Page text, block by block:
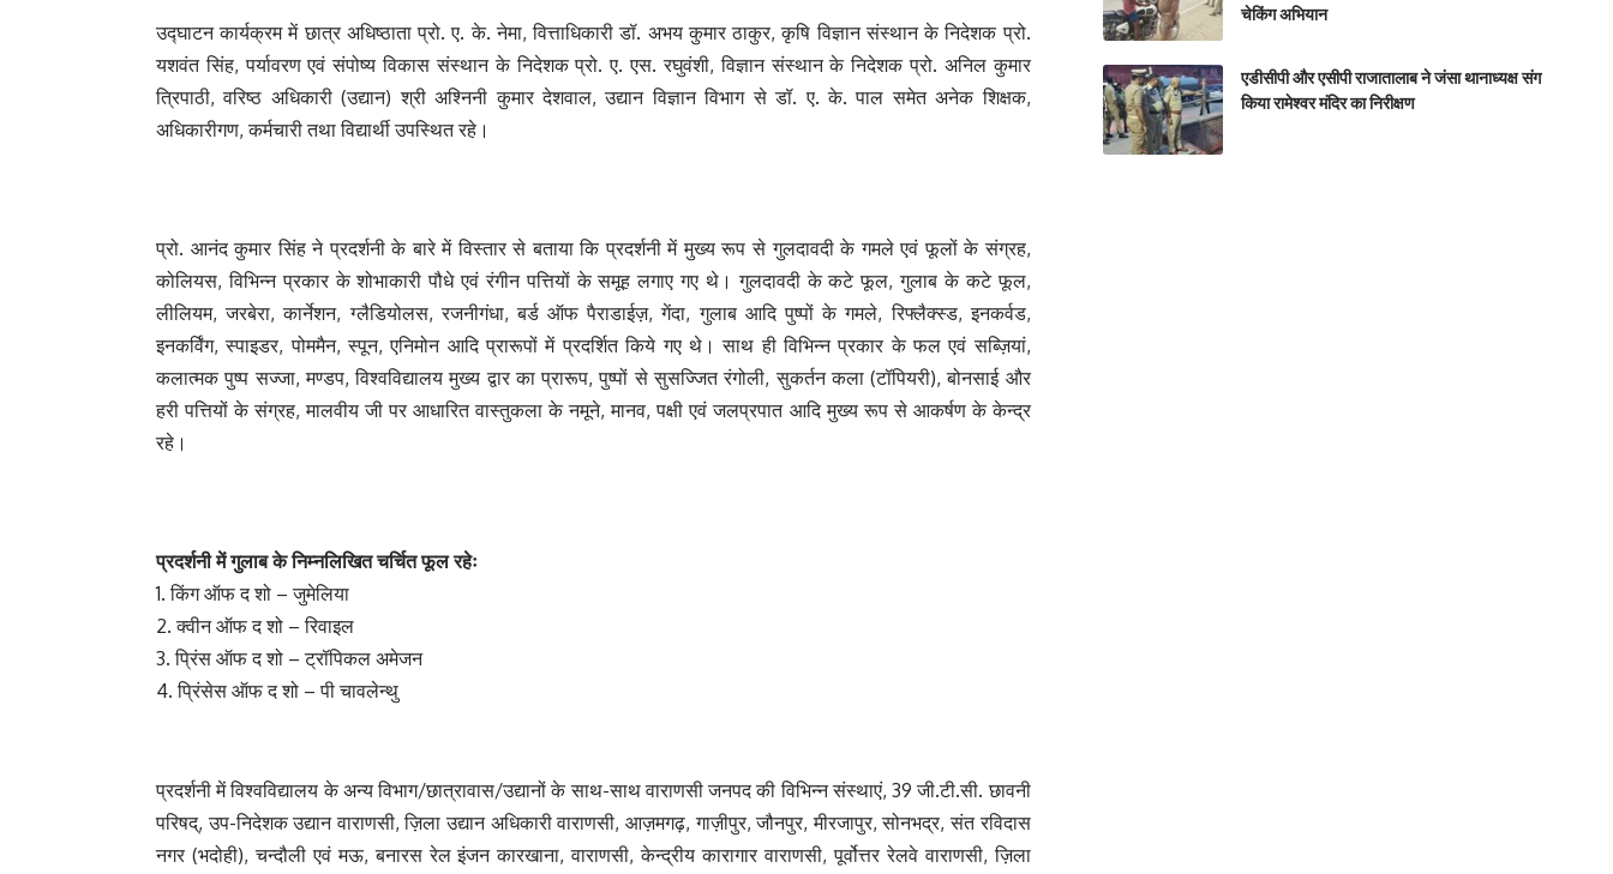
उद्घाटन कार्यक्रम में छात्र अधिष्ठाता प्रो. ए. के. नेमा, वित्ताधिकारी डॉ. अभय कुमार ठाकुर, कृषि विज्ञान संस्थान के निदेशक प्रो.
यशवंत सिंह, पर्यावरण एवं संपोष्य विकास संस्थान के निदेशक प्रो. ए. एस. रघुवंशी, विज्ञान संस्थान के निदेशक प्रो. अनिल कुमार
त्रिपाठी, वरिष्ठ अधिकारी (उद्यान) श्री अश्निनी कुमार देशवाल, उद्यान विज्ञान विभाग से डॉ. ए. के. पाल समेत अनेक शिक्षक,
अधिकारीगण, कर्मचारी तथा विद्यार्थी उपस्थित रहे।
प्रो. आनंद कुमार सिंह ने प्रदर्शनी के बारे में विस्तार से बताया कि प्रदर्शनी में मुख्य रूप से गुलदावदी के गमले एवं फूलों के संग्रह,
कोलियस, विभिन्न प्रकार के शोभाकारी पौधे एवं रंगीन पत्तियों के समूह लगाए गए थे। गुलदावदी के कटे फूल, गुलाब के कटे फूल,
लीलियम, जरबेरा, कार्नेशन, ग्लैडियोलस, रजनीगंधा, बर्ड ऑफ पैराडाईज़, गेंदा, गुलाब आदि पुष्पों के गमले, रिफ्लैक्स्ड, इनकर्वड,
इनकर्विंग, स्पाइडर, पोममैन, स्पून, एनिमोन आदि प्रारूपों में प्रदर्शित किये गए थे। साथ ही विभिन्न प्रकार के फल एवं सब्ज़ियां,
कलात्मक पुष्प सज्जा, मण्डप, विश्वविद्यालय मुख्य द्वार का प्रारूप, पुष्पों से सुसज्जित रंगोली, सुकर्तन कला (टॉपियरी), बोनसाई और
हरी पत्तियों के संग्रह, मालवीय जी पर आधारित वास्तुकला के नमूने, मानव, पक्षी एवं जलप्रपात आदि मुख्य रूप से आकर्षण के केन्द्र
रहे।
प्रदर्शनी में गुलाब के निम्नलिखित चर्चित फूल रहेः
1. किंग ऑफ द शो – जुमेलिया
2. क्वीन ऑफ द शो – रिवाइल
3. प्रिंस ऑफ द शो – ट्रॉपिकल अमेजन
4. प्रिंसेस ऑफ द शो – पी चावलेन्थु
प्रदर्शनी में विश्वविद्यालय के अन्य विभाग/छात्रावास/उद्यानों के साथ-साथ वाराणसी जनपद की विभिन्न संस्थाएं, 39 जी.टी.सी. छावनी
परिषद्, उप-निदेशक उद्यान वाराणसी, ज़िला उद्यान अधिकारी वाराणसी, आज़मगढ़, गाज़ीपुर, जौनपुर, मीरजापुर, सोनभद्र, संत रविदास
नगर (भदोही), चन्दौली एवं मऊ, बनारस रेल इंजन कारखाना, वाराणसी, केन्द्रीय कारागार वाराणसी, पूर्वोत्तर रेलवे वाराणसी, ज़िला
चेकिंग अभियान
एडीसीपी और एसीपी राजातालाब ने जंसा थानाध्यक्ष संग
किया रामेश्वर मंदिर का निरीक्षण